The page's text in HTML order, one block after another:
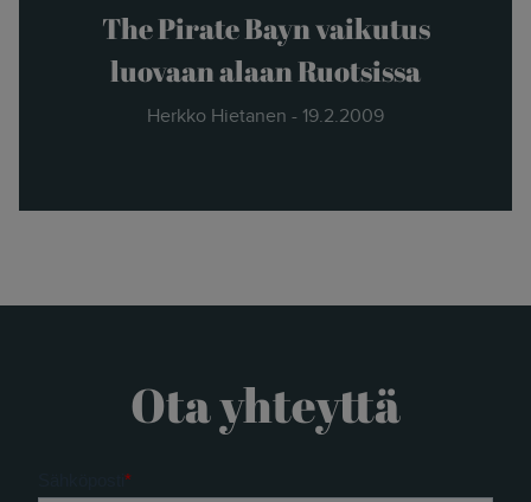
The Pirate Bayn vaikutus
luovaan alaan Ruotsissa
Herkko Hietanen - 19.2.2009
Ota yhteyttä